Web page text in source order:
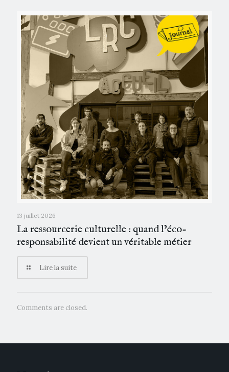
13 juillet 2026
La ressourcerie culturelle : quand l’éco-
responsabilité devient un véritable métier
Lire la suite
Comments are closed.